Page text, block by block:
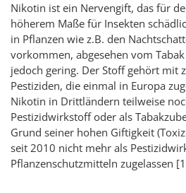
Nikotin ist ein Nervengift, das für
höherem Maße für Insekten
in Pflanzen wie z.B. den
vorkommen, abgesehen vom
jedoch gering. Der Stoff gehört mit
Pestiziden, die einmal in Europa
Nikotin in Drittländern teilweise
Pestizidwirkstoff oder als
Grund seiner hohen Giftigkeit
seit 2010 nicht mehr als
Pflanzenschutzmitteln zugelassen